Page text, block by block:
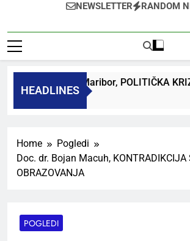
NEWSLETTER RANDOM
HEADLINES
Bojan Macuh, Maribor, POLITIČKA
Home
Pogledi
Doc. dr. Bojan Macuh, KONTRADIKCIJA
OBRAZOVANJA
POGLEDI